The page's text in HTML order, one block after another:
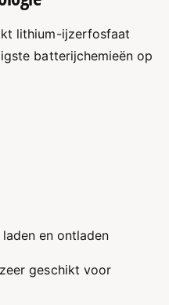
lithium-ijzerfosfaat
batterijchemieën op
en ontladen
geschikt voor